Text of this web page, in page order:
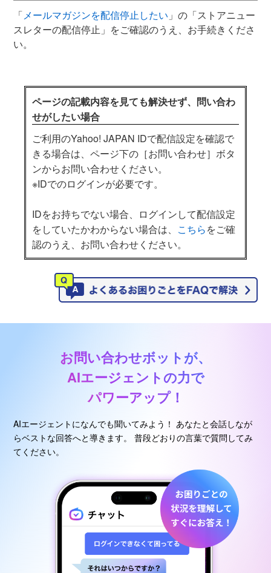
「メールマガジンを配信停止したい 」の「ストアニュー
スレターの配信停止」をご確認のうえ、お手続きくださ
い。
ページの記載内容を見ても解決せず、問い合わ
せがしたい場合
ご利用のYahoo! JAPAN IDで配信設定を確認で
きる場合は、ページ下の［お問い合わせ］ボタ
ンからお問い合わせください。
※IDでのログインが必要です。
IDをお持ちでない場合、ログインして配信設定
をしていたかわからない場合は、 こちらをご確
認のうえ、お問い合わせください。
お問い合わせボットが、
AIエージェントの力で
パワーアップ！
AIエージェントになんでも聞いてみよう！ あなたと会話しなが
らベストな回答へと導きます。
普段どおりの言葉で質問してみ
てください。